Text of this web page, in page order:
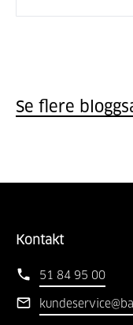
Se flere
Kontakt
51 84 95 00